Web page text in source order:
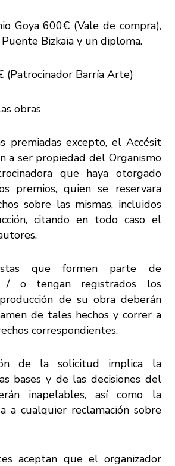
Goya 600€ (Vale de compra),
Bizkaia y un diploma.
(Patrocinador Barría Arte)
obras
premiadas excepto, el Accésit
a ser propiedad del Organismo
que haya otorgado
premios, quien se reservara
sobre las mismas, incluidos
citando en todo caso el
que formen parte de
/ o tengan registrados los
de su obra deberán
de tales hechos y correr a
correspondientes.
de la solicitud implica la
bases y de las decisiones del
inapelables, así como la
a cualquier reclamación sobre
aceptan que el organizador